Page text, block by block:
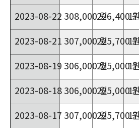
2023-08-22 308,000 원226,400
2023-08-21 307,000 원225,700
2023-08-19 306,000 원225,000
2023-08-18 306,000 원225,000
2023-08-17 307,000 원225,700